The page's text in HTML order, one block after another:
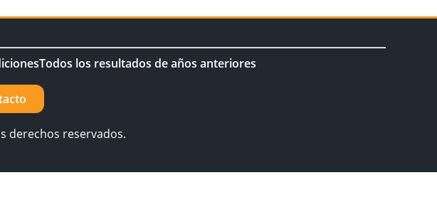
Todos los resultados de años anteriores
derechos reservados.